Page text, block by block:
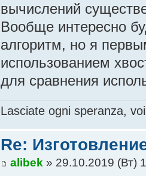
вычислений
Вообще интересно
алгоритм, но я
использованием
для сравнения
Lasciate ogni speranza,
Re:
alibek» 29.10.2019 (Вт)